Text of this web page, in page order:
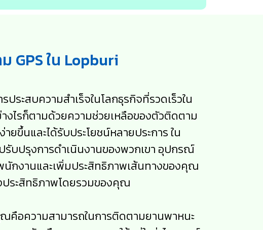
GPS ใน Lopburi
ะสบความสำเร็จในโลกธุรกิจที่รวดเร็วใน
ไรก็ตามด้วยความช่วยเหลือของตัวติดตาม
ขึ้นและได้รับประโยชน์หลายประการ ใน
บปรุงการดำเนินงานของพวกเขา อุปกรณ์
กงานและเพิ่มประสิทธิภาพเส้นทางของคุณ
ระสิทธิภาพโดยรวมของคุณ
คือความสามารถในการติดตามยานพาหนะ